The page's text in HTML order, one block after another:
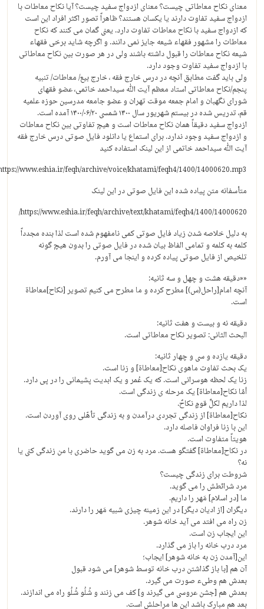
معنای نکاح معاطاتی چیست؟ معنای ازدواج سفید چیست؟ آیا نکاح معاطات با
ازدواج سفید تفاوت دارند یا یکسان هستند؟ ظاهراً تصور اکثر افراد این است
که ازدواج سفید با نکاح معاطات تفاوت دارد. یعنی گمان می کنند که نکاح
معاطات را مشهور فقهاء شیعه جایز نمی دانند. و اگرچه شاید برخی فقهاء
شیعه نکاح معاطات را قبول داشته باشند ولی در هر صورت بین نکاح معاطاتی
با ازدواج سفید تفاوت وجود دارد.
ولی باید گفت مطابق آنچه در درس خارج فقه ، خارج بیع/ معاطات/ تنبیه
پنجم/نکاح معاطاتی استاد معظم آیت الله سیداحمد خاتمی، عضو فقهای
شورای نگهبان و امام جمعه موقت تهران و عضو جامعه مدرسین حوزه علمیه
قم، تدریس شده در بیستم شهریور سال ۱۴۰۰ شمسی ۱۴۰۰/۰۶/۲۰ آمده است.
ازدواج سفید دقیقاً همان نکاح معاطات است و هیچ تفاوتی بین نکاح معاطات
و ازدواج سفید وجود ندارد. برای استماع یا دانلود فایل صوتی درس خارج فقه
آیت الله سیداحمد خاتمی از این لینک استفاده کنید
www.eshia.ir/feqh/archive/voice/khatami/feqh4/1400/14000620.mp3
متأسفانه متن پیاده شده این فایل صوتی در این لینک
https://www.eshia.ir/feqh/archive/text/khatami/feqh4/1400/14000620/
به دلیل خلاصه شدن زیاد فایل صوتی کمی نامفهوم شده است لذا بنده مجدداً
کلمه به کلمه و تمامی الفاظ بیان شده در فایل صوتی را بدون هیچ گونه
تلخیص از فایل صوتی پیاده کرده و اینجا می آورم.
««دقیقه هشت و چهل و سه ثانیه:
آنچه امام[راحل(س)] مطرح کرده و ما مطرح می کنیم تصویر [نکاح]معاطاة
است.
دقیقه نه و بیست و هفت ثانیه:
البحث الثانی: تصویر نکاح معاطاتی است.
دقیقه یازده و سی و چهار ثانیه:
یک بحث تفاوت ماهوی نکاح[معاطاة] و زنا است.
زنا یک لحظه هوسرانی است. که یک عُمر و یک ابدیت پشیمانی را در پی دارد.
أمّا نکاح[معاطاة] یک مرحله ی زندگی است.
لذا داریم لکلِّ قومٍ نکاحٌ.
نکاح[معاطاة] از زندگی تجردی درآمدن و به زندگی تأهّلی روی آوردن است.
این با زنا فراوان فاصله دارد.
هویتاً متفاوت است.
در نکاح[معاطاة] گفتگو هست. مرد به زن می گوید حاضری با من زندگی کنی یا
نه؟
شروطت برای زندگی چیست؟
مرد شرائطش را می گوید.
ما [در اسلام] مَهر را داریم.
دیگران [از ادیان دیگر] در این زمینه چیزی شبیه مَهر را دارند.
زن راه می افتد می آید خانه شوهر.
این ایجاب زن است.
مرد درب خانه را باز می گذارد.
این[آمدن زن به خانه شوهر] ایجاب؛
آن هم [با باز گذاشتن درب خانه توسط شوهر] می شود قبول
بعدش هم وطیء صورت می گیرد.
بعدش هم [جشن عروسی می گیرند و] کف می زنند و شُلُو شُلُو راه می اندازند.
بعد هم مبارک باشد این ها مراحلش است.